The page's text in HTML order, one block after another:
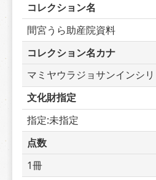
コレクション名
間宮うら助産院資料
コレクション名カナ
マミヤウラジョサンインシ
文化財指定
指定:未指定
点数
1冊